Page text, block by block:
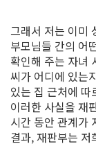
그래서 저는 이미
부모님들 간의 어
확인해 주는 자녀
씨가 어디에 있는
있는 집 근처에
이러한 사실을 재
시간 동안 관계가
결과, 재판부는